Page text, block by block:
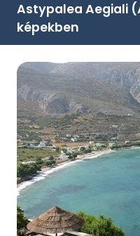
Astypalea Aegiali
képekben